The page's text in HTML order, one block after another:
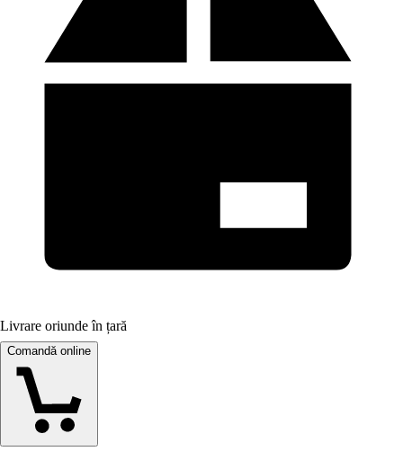
Livrare oriunde în țară
Comandă online